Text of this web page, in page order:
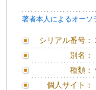
著者本人によるオーソ
シリアル番号：
別名：
種類：
個人サイト：